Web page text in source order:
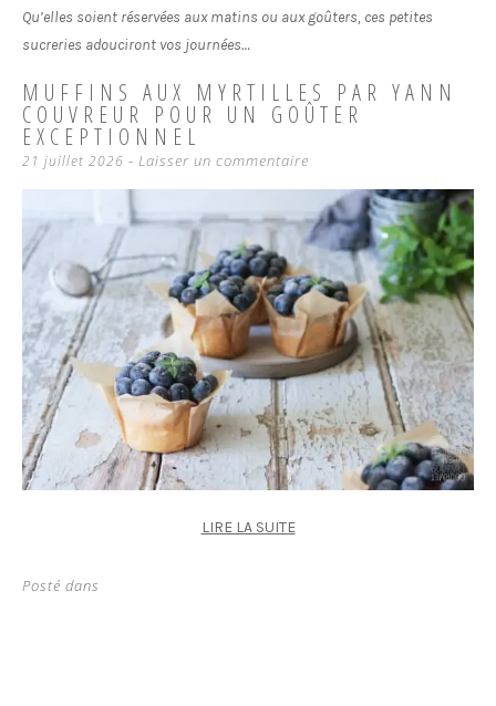
Qu’elles soient réservées aux matins ou aux goûters, ces petites
sucreries adouciront vos journées…
MUFFINS AUX MYRTILLES PAR YANN
COUVREUR POUR UN GOÛTER
EXCEPTIONNEL
21 juillet 2026 Laisser un commentaire
LIRE LA SUITE
Posté dans